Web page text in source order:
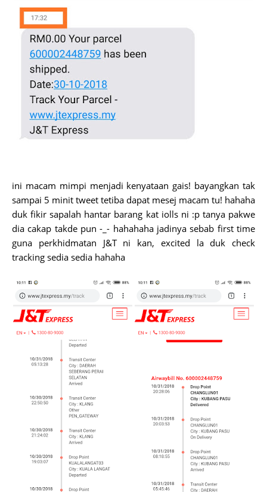
ini macam mimpi menjadi kenyataan gais! bayangkan tak
sampai 5 minit tweet tetiba dapat mesej macam tu! hahaha
duk fikir sapalah hantar barang kat iolls ni :p tanya pakwe
dia cakap takde pun -_- hahahaha jadinya sebab first time
guna perkhidmatan J&T ni kan, excited la duk check
tracking sedia sedia hahaha